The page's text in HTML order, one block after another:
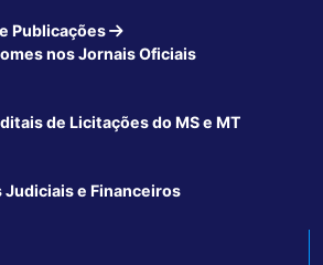
Publicações
nos Jornais Oficiais
de Licitações do MS e MT
Judiciais e Financeiros